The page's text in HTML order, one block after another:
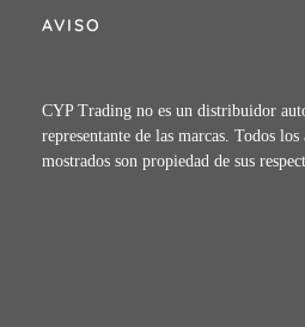
AVISO
CYP Trading no es un distribuidor
representante de las marcas. Todos
mostrados son propiedad de sus